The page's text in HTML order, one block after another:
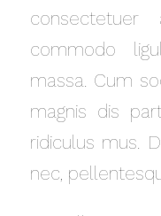
consectetuer
commodo
massa. Cum
magnis dis
ridiculus mus.
nec,